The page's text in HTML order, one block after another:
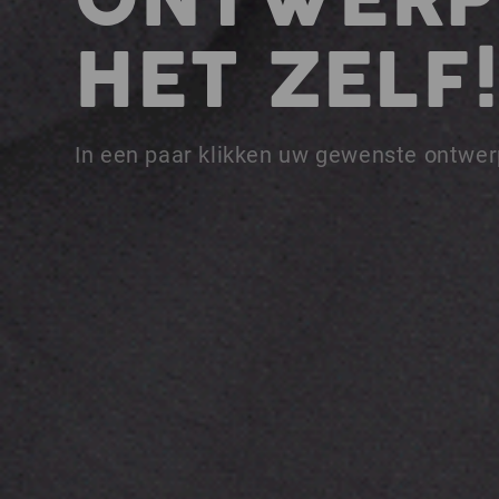
HET
In een paar klikken uw gewenste